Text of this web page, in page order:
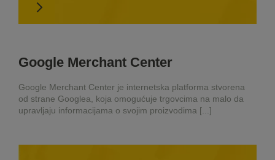
Google Merchant Center
Google Merchant Center je internetska platforma stvorena
od strane Googlea, koja omogućuje trgovcima na malo da
upravljaju informacijama o svojim proizvodima [...]